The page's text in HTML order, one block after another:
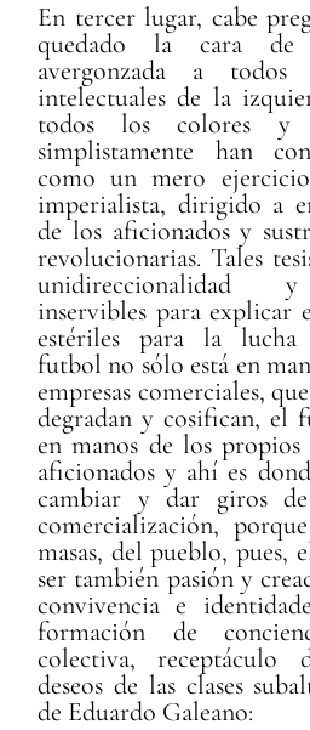
En tercer lugar, cabe
quedado la cara de
avergonzada a
intelectuales de la
todos los colores y
simplistamente han
como un mero
imperialista, dirigido a
de los aficionados y
revolucionarias. Tales
unidireccionalidad
inservibles para explicar
estériles para la lucha
futbol no sólo está en
empresas comerciales,
degradan y cosifican, el
en manos de los
aficionados y ahí es
cambiar y dar giros
comercialización,
masas, del pueblo, pues,
ser también pasión y
convivencia e
formación de
colectiva, receptáculo
deseos de las clases
de Eduardo Galeano: